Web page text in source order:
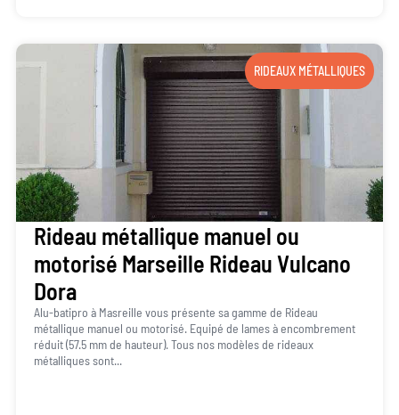
RIDEAUX MÉTALLIQUES
Rideau métallique manuel ou
motorisé Marseille Rideau Vulcano
Dora
Alu-batipro à Masreille vous présente sa gamme de Rideau
métallique manuel ou motorisé. Equipé de lames à encombrement
réduit (57.5 mm de hauteur). Tous nos modèles de rideaux
métalliques sont...